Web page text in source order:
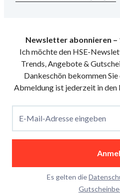
Newsletter abonnieren –
Ich möchte den HSE-
Trends, Angebote &
Dankeschön bekommen
Abmeldung ist jederzeit in
E-Mail-Adresse eingeben
Es gelten die